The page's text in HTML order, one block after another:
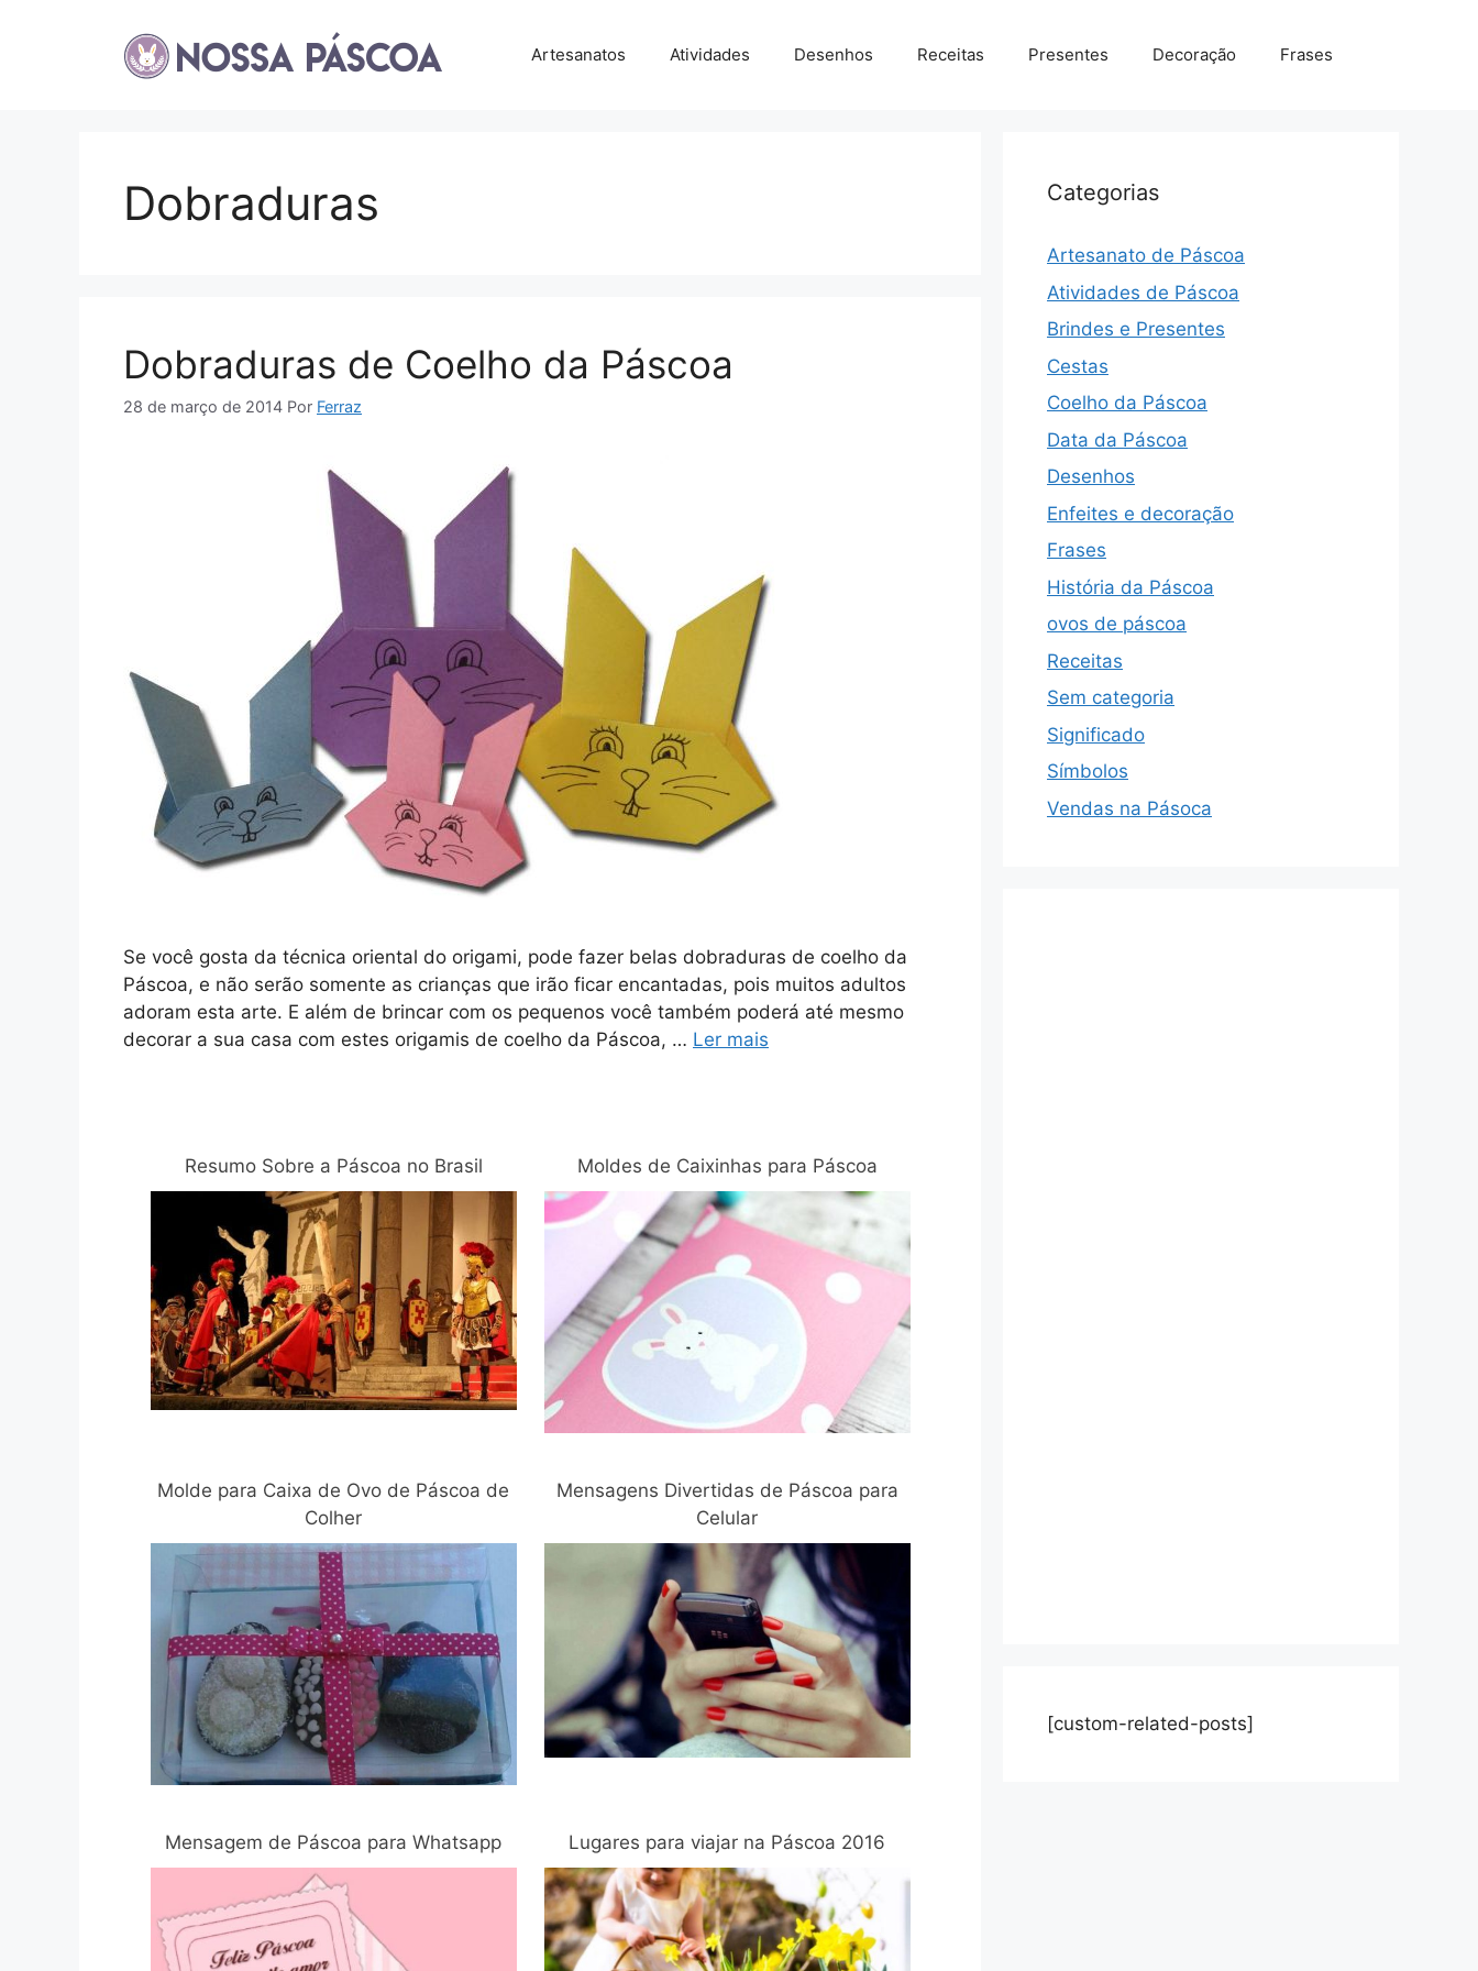
Artesanatos Atividades Desenhos Receitas Presentes Decoração Frases
Dobraduras
Dobraduras de Coelho da Páscoa
28 de março de 2014 Por Ferraz
Se você gosta da técnica oriental do origami, pode fazer belas dobraduras de coelho da
Páscoa, e não serão somente as crianças que irão ficar encantadas, pois muitos adultos
adoram esta arte. E além de brincar com os pequenos você também poderá até mesmo
decorar a sua casa com estes origamis de coelho da Páscoa, … Ler mais
Resumo Sobre a Páscoa no Brasil Moldes de Caixinhas para Páscoa
Molde para Caixa de Ovo de Páscoa de
Colher
Mensagens Divertidas de Páscoa para
Celular
Mensagem de Páscoa para Whatsapp Lugares para viajar na Páscoa 2016
Categorias
Artesanato de Páscoa
Atividades de Páscoa
Brindes e Presentes
Cestas
Coelho da Páscoa
Data da Páscoa
Desenhos
Enfeites e decoração
Frases
História da Páscoa
ovos de páscoa
Receitas
Sem categoria
Significado
Símbolos
Vendas na Pásoca
[custom-related-posts]